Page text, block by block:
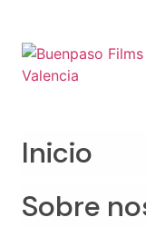
Inicio
Sobre